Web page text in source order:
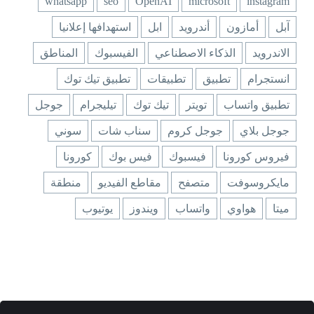
آبل أمازون أندرويد ابل استهدافها إعلانيا
الاندرويد الذكاء الاصطناعي الفيسبوك المناطق
انستجرام تطبيق تطبيقات تطبيق تيك توك
تطبيق واتساب تويتر تيك توك تيليجرام جوجل
جوجل بلاي جوجل كروم سناب شات سوني
فيروس كورونا فيسبوك فيس بوك كورونا
مايكروسوفت متصفح مقاطع الفيديو منطقة
ميتا هواوي واتساب ويندوز يوتيوب